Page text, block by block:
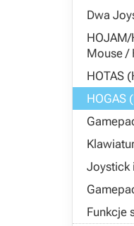
Dwa
Mouse /
HOTAS
HOGAS
Joystick
Funkcje